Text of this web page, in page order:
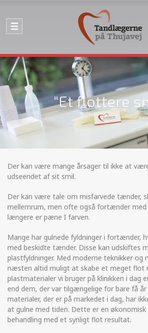
“Et flottere
Der kan være mange årsager til ikke at
udseendet af sit smil.
Der kan være tale om misfarvede tænder,
mellemrum, men ofte også fortænder med
længere er pæne I farven.
Mange har gulnede fyldninger i fortænder,
med beskidte tænder. Disse kan udskiftes
plastfyldninger. Med moderne teknikker og
næsten altid muligt at skabe et meget flot
plastmaterialer vi bruger på klinikken i dag
end dem, der var tilgængelige for bare få år
materialer, der er på markedet i dag, har
at gulne med tiden. Dette er en økonomisk
behandling med et synligt flot resultat.